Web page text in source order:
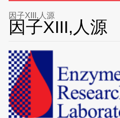
因子XIII,人源
因子XIII,人源